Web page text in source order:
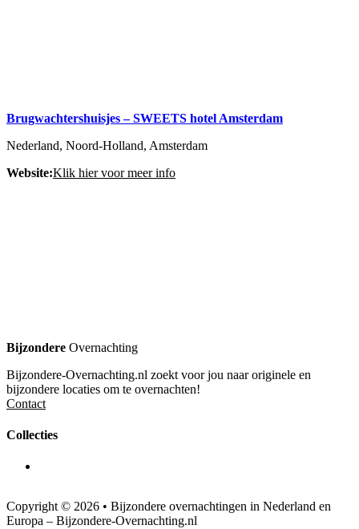
Brugwachtershuisjes – SWEETS hotel Amsterdam
Nederland, Noord-Holland, Amsterdam
Website:Klik hier voor meer info
Collecties
Bijzondere Overnachting
Bijzondere-Overnachting.nl zoekt voor jou naar originele en
bijzondere locaties om te overnachten!
Contact
Copyright © 2026 • Bijzondere overnachtingen in Nederland en
Europa – Bijzondere-Overnachting.nl